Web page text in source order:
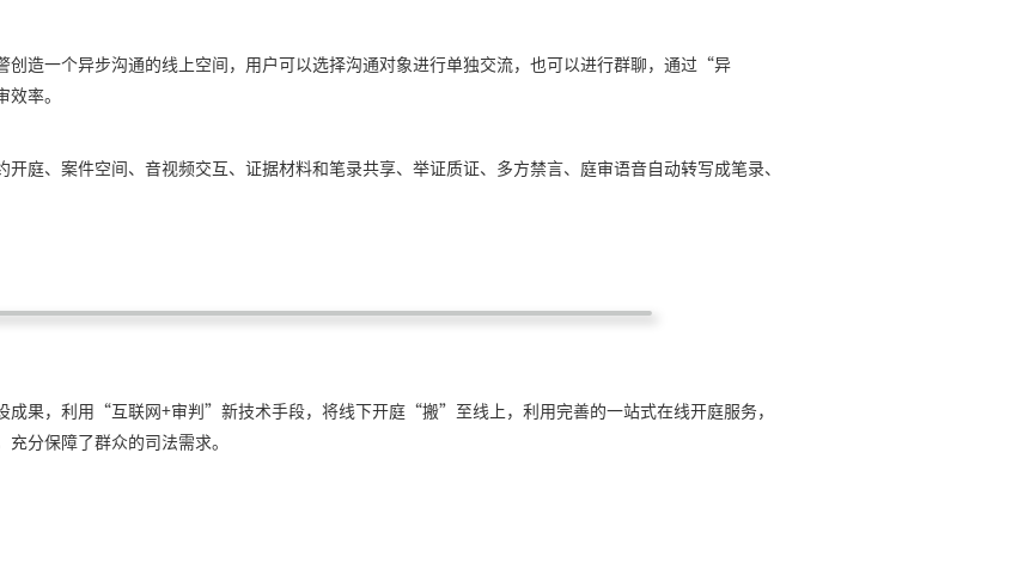
创造一个异步沟通的线上空间，用户可以选择沟通对象进行单独交流，也可以进行群聊，通过“异
率。
庭、案件空间、音视频交互、证据材料和笔录共享、举证质证、多方禁言、庭审语音自动转写成笔录、
成果，利用“互联网+审判”新技术手段，将线下开庭“搬”至线上，利用完善的一站式在线开庭服务，
分保障了群众的司法需求。